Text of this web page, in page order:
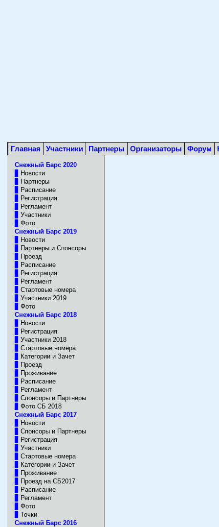
Главная Участники Партнеры Организаторы Форум
Снежный Барс 2020
Новости
Партнеры
Расписание
Регистрация
Регламент
Участники
Фото
Снежный Барс 2019
Новости
Партнеры и Спонсоры
Проезд
Расписание
Регистрация
Регламент
Стартовые номера
Участники 2019
Фото
Снежный Барс 2018
Новости
Регистрация
Участники 2018
Стартовые номера
Категории и Зачет
Проезд
Проживание
Расписание
Регламент
Спонсоры и Партнеры
Фото CБ 2018
Снежный Барс 2017
Новости
Спонсоры и Партнеры
Регистрация
Участники
Стартовые номера
Категории и Зачет
Проживание
Проезд на СБ2017
Расписание
Регламент
Фото
Точки
Снежный Барс 2016